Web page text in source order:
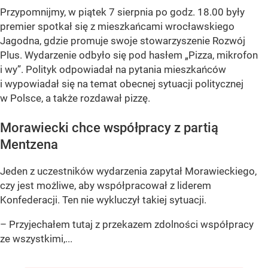
Przypomnijmy, w piątek 7 sierpnia po godz. 18.00 były
premier spotkał się z mieszkańcami wrocławskiego
Jagodna, gdzie promuje swoje stowarzyszenie Rozwój
Plus. Wydarzenie odbyło się pod hasłem „Pizza, mikrofon
i wy”. Polityk odpowiadał na pytania mieszkańców
i wypowiadał się na temat obecnej sytuacji politycznej
w Polsce, a także rozdawał pizzę.
Morawiecki chce współpracy z partią
Mentzena
Jeden z uczestników wydarzenia zapytał Morawieckiego,
czy jest możliwe, aby współpracował z liderem
Konfederacji. Ten nie wykluczył takiej sytuacji.
– Przyjechałem tutaj z przekazem zdolności współpracy
ze wszystkimi,...